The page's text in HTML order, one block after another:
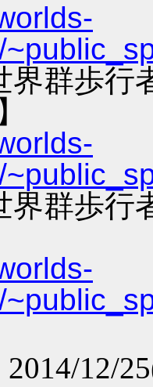
界群歩
界群歩
2014/12/